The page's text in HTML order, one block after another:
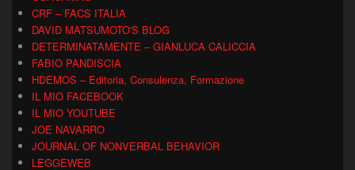
CRF – FACS ITALIA
DAVID MATSUMOTO'S BLOG
DETERMINATAMENTE – GIANLUCA CALICCIA
FABIO PANDISCIA
HDEMOS – Editoria, Consulenza, Formazione
IL MIO FACEBOOK
IL MIO YOUTUBE
JOE NAVARRO
JOURNAL OF NONVERBAL BEHAVIOR
LEGGEWEB